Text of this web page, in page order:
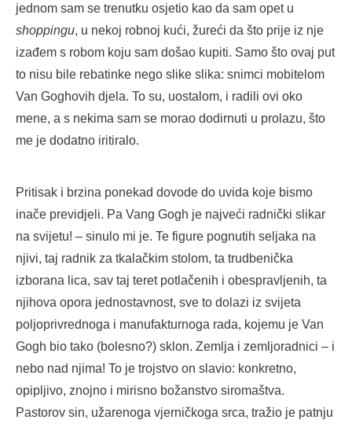
jednom sam se trenutku osjetio kao da sam opet u
shoppingu, u nekoj robnoj kući, žureći da što prije iz nje
izađem s robom koju sam došao kupiti. Samo što ovaj put
to nisu bile rebatinke nego slike slika: snimci mobitelom
Van Goghovih djela. To su, uostalom, i radili ovi oko
mene, a s nekima sam se morao dodirnuti u prolazu, što
me je dodatno iritiralo.
Pritisak i brzina ponekad dovode do uvida koje bismo
inače previdjeli. Pa Vang Gogh je najveći radnički slikar
na svijetu! – sinulo mi je. Te figure pognutih seljaka na
njivi, taj radnik za tkalačkim stolom, ta trudbenička
izborana lica, sav taj teret potlačenih i obespravljenih, ta
njihova opora jednostavnost, sve to dolazi iz svijeta
poljoprivrednoga i manufakturnoga rada, kojemu je Van
Gogh bio tako (bolesno?) sklon. Zemlja i zemljoradnici – i
nebo nad njima! To je trojstvo on slavio: konkretno,
opipljivo, znojno i mirisno božanstvo siromaštva.
Pastorov sin, užarenoga vjerničkoga srca, tražio je patnju